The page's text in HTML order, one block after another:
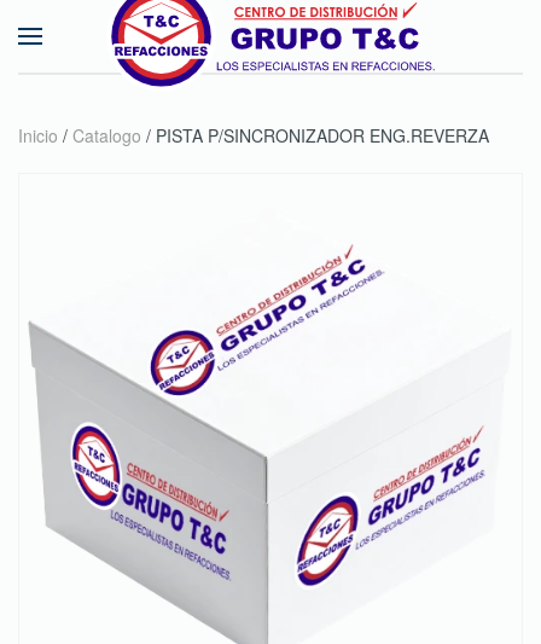
Skip to main content
Inicio / Catalogo / PISTA P/SINCRONIZADOR ENG.REVERZA